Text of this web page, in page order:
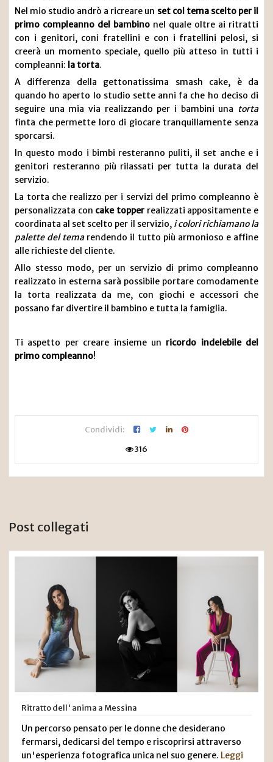
Nel mio studio andrò a ricreare un set col tema scelto per il
primo compleanno del bambino nel quale oltre ai ritratti
con i genitori, coni fratellini e con i fratellini pelosi, si
creerà un momento speciale, quello più atteso in tutti i
compleanni: la torta.
A differenza della gettonatissima smash cake, è da
quando ho aperto lo studio sette anni fa che ho deciso di
seguire una mia via realizzando per i bambini una torta
finta che permette loro di giocare tranquillamente senza
sporcarsi.
In questo modo i bimbi resteranno puliti, il set anche e i
genitori resteranno più rilassati per tutta la durata del
servizio.
La torta che realizzo per i servizi del primo compleanno è
personalizzata con cake topper realizzati appositamente e
coordinata al set scelto per il servizio, i colori richiamano la
palette del temarendendo il tutto più armonioso e affine
alle richieste del cliente.
Allo stesso modo, per un servizio di primo compleanno
realizzato in esterna sarà possibile portare comodamente
la torta realizzata da me, con giochi e accessori che
possano far divertire il bambino e tutta la famiglia.
Ti aspetto per creare insieme un ricordo indelebile del
primo compleanno!
Condividi:
316
Post collegati
Ritratto dell' anima a Messina
Un percorso pensato per le donne che desiderano
fermarsi, dedicarsi del tempo e riscoprirsi attraverso
un'esperienza fotografica unica nel suo genere. Leggi